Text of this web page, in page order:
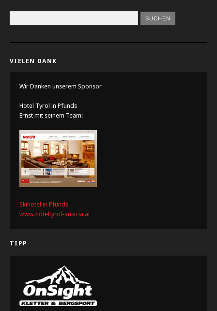
VIELEN DANK
Wir Danken unserem Sponsor
Hotel Tyrol in Pfunds
Ernst mit seinem Team!
Skihotel in Pfunds
www.hoteltyrol-austria.at
TIPP